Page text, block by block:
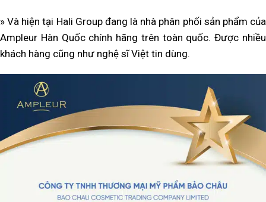
» Và hiện tại Hali Group đang là nhà phân phối sản phẩm của
Ampleur Hàn Quốc chính hãng trên toàn quốc. Được nhiều
khách hàng cũng như nghệ sĩ Việt tin dùng.